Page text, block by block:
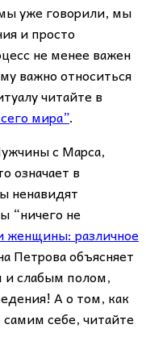
уже говорили, мы
и просто
не менее важен
важно относиться
читайте в
мира”.
с Марса,
означает в
ненавидят
“ничего не
женщины: различное
Петрова объясняет
и слабым полом,
А о том, как
себе, читайте